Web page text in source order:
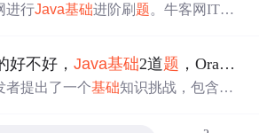
进行Java基础进阶刷题。牛客网IT题
示例及题 解，适合Java新手练手。
好不好，Java基础2道题 ，Oracle五道
者提出了一个基础知识挑战，包含两